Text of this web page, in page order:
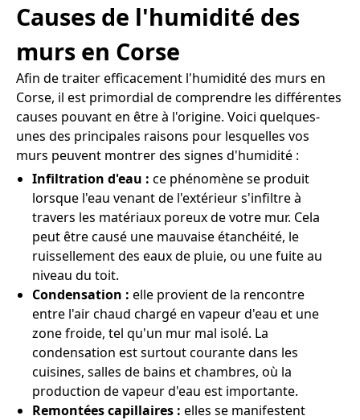
Causes de l'humidité des
murs en Corse
Afin de traiter efficacement l'humidité des murs en
Corse, il est primordial de comprendre les différentes
causes pouvant en être à l'origine. Voici quelques-
unes des principales raisons pour lesquelles vos
murs peuvent montrer des signes d'humidité :
Infiltration d'eau : ce phénomène se produit
lorsque l'eau venant de l'extérieur s'infiltre à
travers les matériaux poreux de votre mur. Cela
peut être causé une mauvaise étanchéité, le
ruissellement des eaux de pluie, ou une fuite au
niveau du toit.
Condensation : elle provient de la rencontre
entre l'air chaud chargé en vapeur d'eau et une
zone froide, tel qu'un mur mal isolé. La
condensation est surtout courante dans les
cuisines, salles de bains et chambres, où la
production de vapeur d'eau est importante.
Remontées capillaires : elles se manifestent